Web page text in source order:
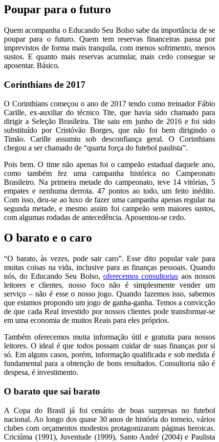
Poupar para o futuro
Quem acompanha o Educando Seu Bolso sabe da importância de se
poupar para o futuro. Quem tem reservas financeiras passa por
imprevistos de forma mais tranquila, com menos sofrimento, menos
sustos. E quanto mais reservas acumular, mais cedo consegue se
aposentar. Básico.
Corinthians de 2017
O Corinthians começou o ano de 2017 tendo como treinador Fábio
Carille, ex-auxiliar do técnico Tite, que havia sido chamado para
dirigir a Seleção Brasileira. Tite saiu em junho de 2016 e foi sido
substituído por Cristóvão Borges, que não foi bem dirigindo o
Timão. Carille assumiu sob desconfiança geral. O Corinthians
chegou a ser chamado de “quarta força do futebol paulista”.
Pois bem. O time não apenas foi o campeão estadual daquele ano,
como também fez uma campanha histórica no Campeonato
Brasileiro. Na primeira metade do campeonato, teve 14 vitórias, 5
empates e nenhuma derrota. 47 pontos ao todo, um feito inédito.
Com isso, deu-se ao luxo de fazer uma campanha apenas regular na
segunda metade, e mesmo assim foi campeão sem maiores sustos,
com algumas rodadas de antecedência. Aposentou-se cedo.
O barato e o caro
“O barato, às vezes, pode sair caro”. Esse dito popular vale para
muitas coisas na vida, inclusive para as finanças pessoais. Quando
nós, do Educando Seu Bolso, oferecemos consultorias aos nossos
leitores e clientes, nosso foco não é simplesmente vender um
serviço – não é esse o nosso jogo. Quando fazemos isso, sabemos
que estamos propondo um jogo de ganha-ganha. Temos a convicção
de que cada Real investido por nossos clientes pode transformar-se
em uma economia de muitos Reais para eles próprios.
Também oferecemos muita informação útil e gratuita para nossos
leitores. O ideal é que todos possam cuidar de suas finanças por si
só. Em alguns casos, porém, informação qualificada e sob medida é
fundamental para a obtenção de bons resultados. Consultoria não é
despesa, é investimento.
O barato que sai barato
A Copa do Brasil já foi cenário de boas surpresas no futebol
nacional. Ao longo dos quase 30 anos de história do torneio, vários
clubes com orçamentos modestos protagonizaram páginas heroicas.
Criciúma (1991), Juventude (1999), Santo André (2004) e Paulista